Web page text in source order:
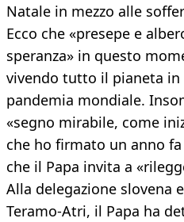
Natale in mezzo alle
Ecco che «presepe e
speranza» in questo
vivendo tutto il pianeta
pandemia mondiale.
«segno mirabile, come
che ho firmato un anno
che il Papa invita a
Alla delegazione slovena
Teramo-Atri, il Papa ha